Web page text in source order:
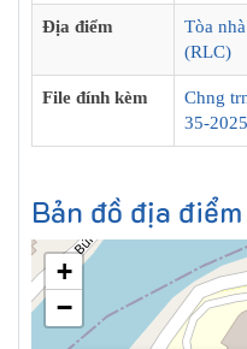
Địa điểm
Tòa
(RLC)
File đính kèm
Chng
35-
Bản đồ địa điểm
+
−